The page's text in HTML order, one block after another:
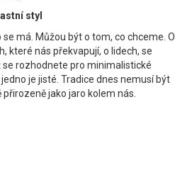
styl
má. Můžou být o tom, co chceme. O
které nás překvapují, o lidech, se
rozhodnete pro minimalistické
je jisté. Tradice dnes nemusí být
jako jaro kolem nás.